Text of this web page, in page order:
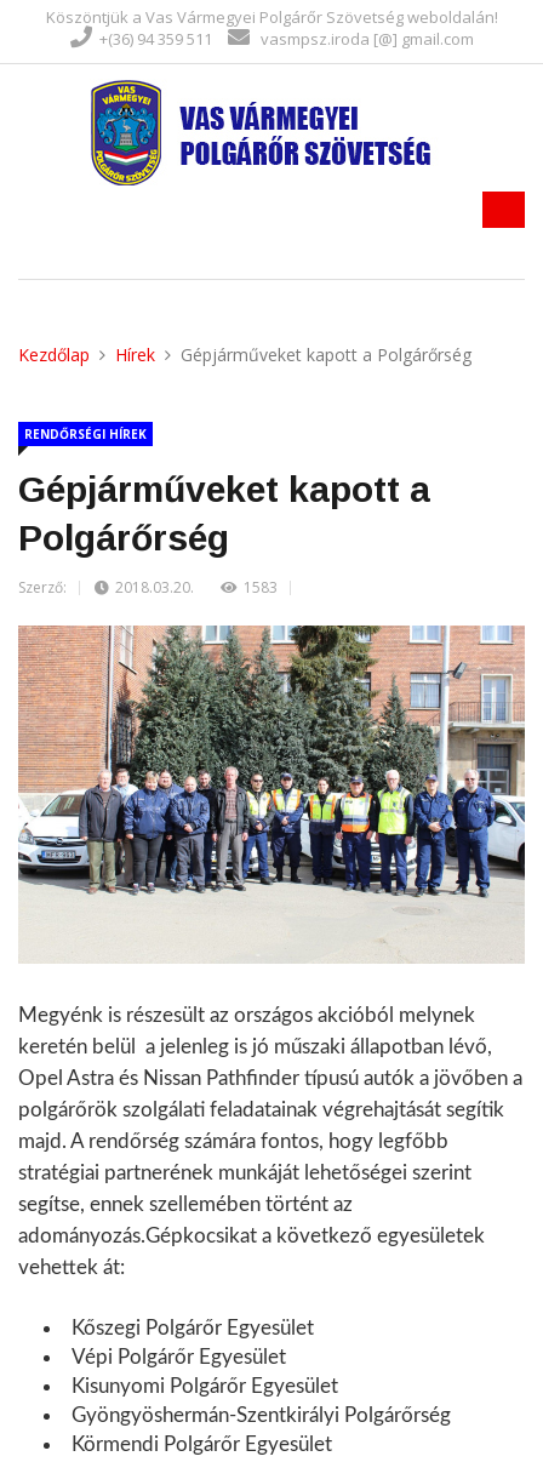
Köszöntjük a Vas Vármegyei Polgárőr Szövetség weboldalán!
+(36) 94 359 511
vasmpsz.iroda [@] gmail.com
Kezdőlap Hírek Gépjárműveket kapott a Polgárőrség
RENDŐRSÉGI HÍREK
Gépjárműveket kapott a
Polgárőrség
Szerző: 2018.03.20. 1583
Megyénk is részesült az országos akcióból melynek
keretén belül a jelenleg is jó műszaki állapotban lévő,
Opel Astra és Nissan Pathfinder típusú autók a jövőben a
polgárőrök szolgálati feladatainak végrehajtását segítik
majd. A rendőrség számára fontos, hogy legfőbb
stratégiai partnerének munkáját lehetőségei szerint
segítse, ennek szellemében történt az
adományozás.Gépkocsikat a következő egyesületek
vehettek át:
Kőszegi Polgárőr Egyesület
Vépi Polgárőr Egyesület
Kisunyomi Polgárőr Egyesület
Gyöngyöshermán-Szentkirályi Polgárőrség
Körmendi Polgárőr Egyesület